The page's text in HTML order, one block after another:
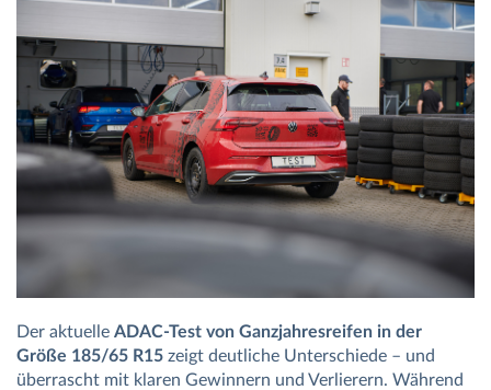
Der aktuelle ADAC-Test von Ganzjahresreifen in der
Größe 185/65 R15 zeigt deutliche Unterschiede – und
überrascht mit klaren Gewinnern und Verlierern. Während